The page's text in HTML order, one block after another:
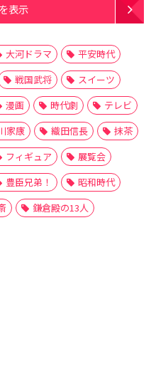
表示
大河ドラマ
平安時代
戦国武将
スイーツ
漫画 時代劇
テレビ
家康 織田信長
抹茶
フィギュア
展覧会
豊臣兄弟！
昭和時代
鎌倉殿の13人